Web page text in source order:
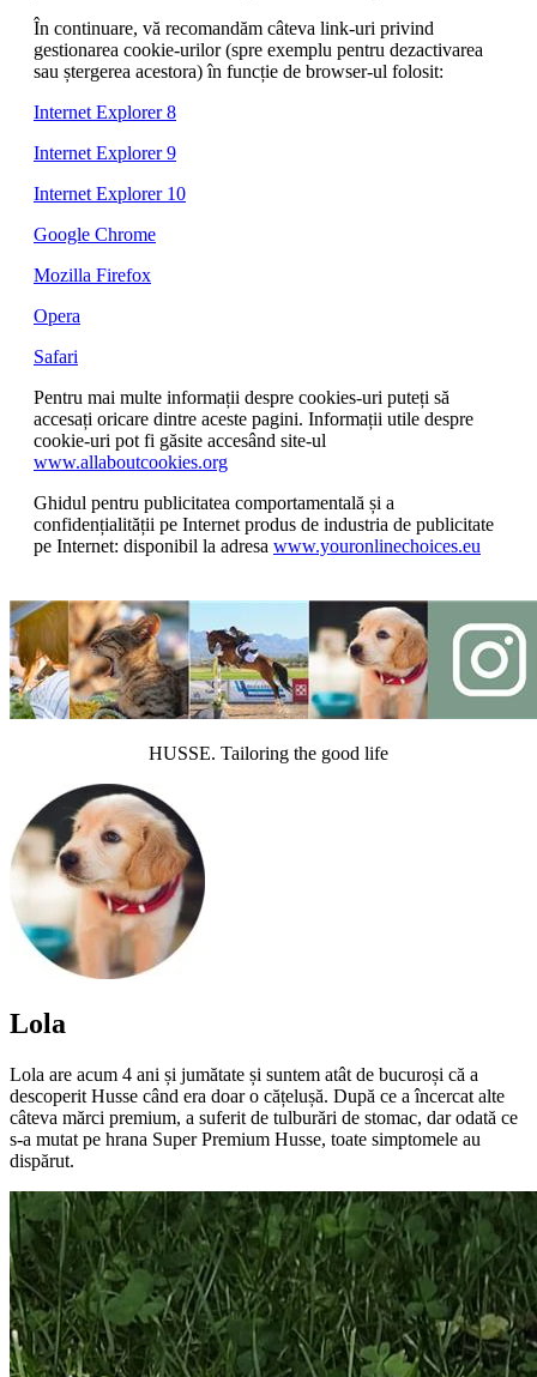
În continuare, vă recomandăm câteva link-uri privind
gestionarea cookie-urilor (spre exemplu pentru dezactivarea
sau ștergerea acestora) în funcție de browser-ul folosit:
Internet Explorer 8
Internet Explorer 9
Internet Explorer 10
Google Chrome
Mozilla Firefox
Opera
Safari
Pentru mai multe informații despre cookies-uri puteți să
accesați oricare dintre aceste pagini. Informații utile despre
cookie-uri pot fi găsite accesând site-ul
www.allaboutcookies.org
Ghidul pentru publicitatea comportamentală și a
confidențialității pe Internet produs de industria de publicitate
pe Internet: disponibil la adresa www.youronlinechoices.eu
HUSSE. Tailoring the good life
Lola
Lola are acum 4 ani și jumătate și suntem atât de bucuroși că a
descoperit Husse când era doar o cățelușă. După ce a încercat alte
câteva mărci premium, a suferit de tulburări de stomac, dar odată ce
s-a mutat pe hrana Super Premium Husse, toate simptomele au
dispărut.